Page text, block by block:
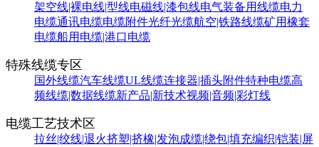
架空线|裸电线|型线电磁线|漆包线电气装备用线缆电力
电缆通讯电缆电缆附件光纤光缆航空|铁路线缆矿用橡套
电缆船用电缆|港口电缆
特殊线缆专区
国外线缆汽车线缆UL线缆连接器|插头附件特种电缆高
频线缆|数据线缆新产品|新技术视频|音频|彩灯线
电缆工艺技术区
拉丝|绞线|退火挤塑|挤橡|发泡成缆|绕包|填充编织|铠装|屏